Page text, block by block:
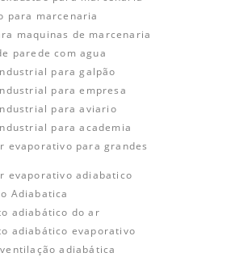
para marcenaria
maquinas de marcenaria
parede com agua
para galpão
para empresa
para aviario
para academia
evaporativo para grandes
evaporativo adiabatico
Adiabatica
adiabático do ar
adiabático evaporativo
adiabática